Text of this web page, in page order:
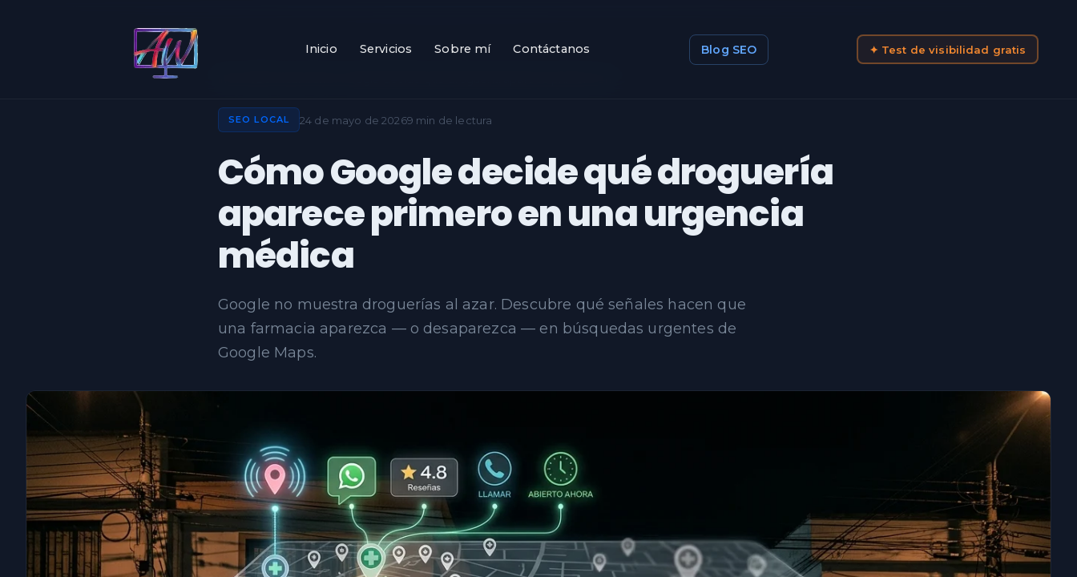
Inicio Servicios Sobre mí Contáctanos Blog SEO ✦ Test de visibilidad gratis
SEO LOCAL 24 de mayo de 20269 min de lectura
Cómo Google decide qué droguería
aparece primero en una urgencia
médica
Google no muestra droguerías al azar. Descubre qué señales hacen que
una farmacia aparezca — o desaparezca — en búsquedas urgentes de
Google Maps.